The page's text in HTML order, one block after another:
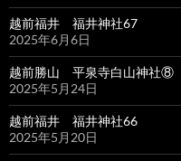
越前福井 福井神社67
2025年6月6日
越前勝山 平泉寺白山神社⑧
2025年5月24日
越前福井 福井神社66
2025年5月20日